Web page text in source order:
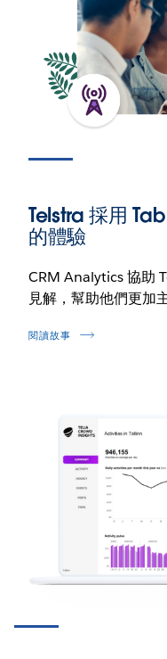
Telstra 採用
的體驗
CRM Analytics 協助
見解，幫助他們更加
閱讀故事